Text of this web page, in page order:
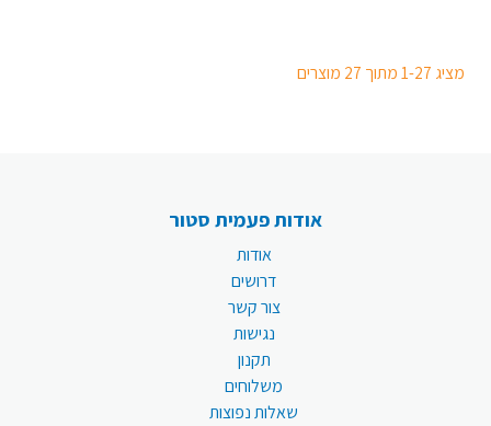
מציג 1-27 מתוך 27 מוצרים
אודות פעמית סטור
אודות
דרושים
צור קשר
נגישות
תקנון
משלוחים
שאלות נפוצות